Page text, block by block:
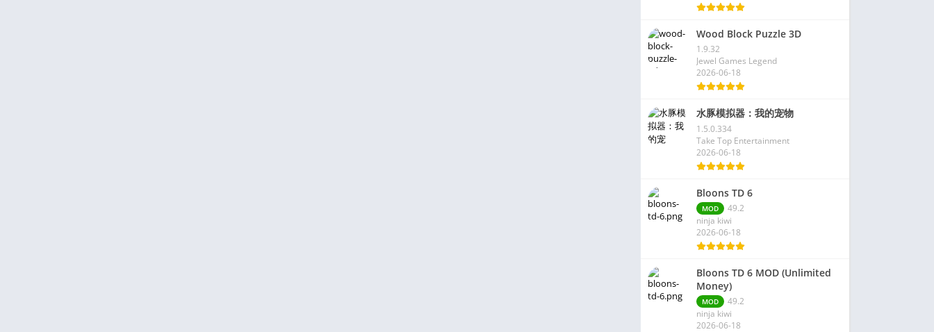
Wood Block Puzzle 3D
1.9.32
Jewel Games Legend
2026-06-18
水豚模拟器：我的宠物
1.5.0.334
Take Top Entertainment
2026-06-18
Bloons TD 6
MOD
49.2
ninja kiwi
2026-06-18
Bloons TD 6 MOD (Unlimited
Money)
MOD
49.2
ninja kiwi
2026-06-18